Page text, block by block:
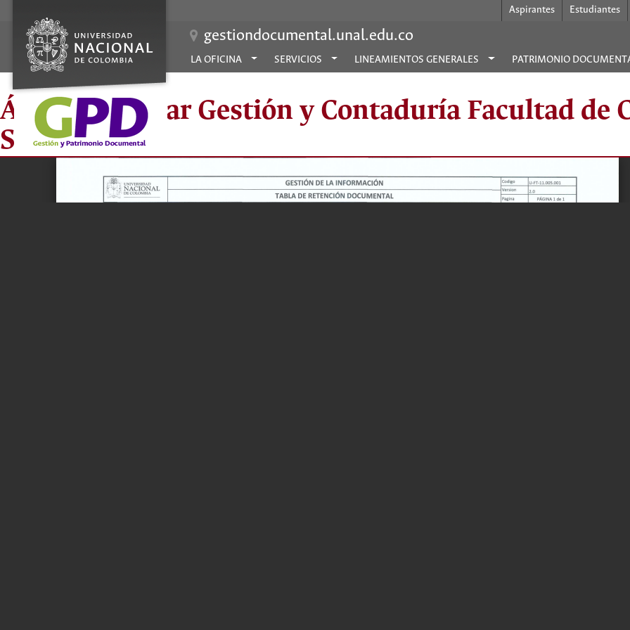
Aspirantes Estudiantes
gestiondocumental.unal.edu.co
LA OFICINA SERVICIOS LINEAMIENTOS GENERALES PATRIMONIO
Área Curricular Gestión y Contaduría Facultad de
Sede Bogotá